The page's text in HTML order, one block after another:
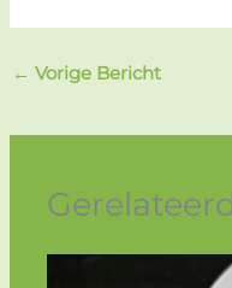
← Vorige Bericht